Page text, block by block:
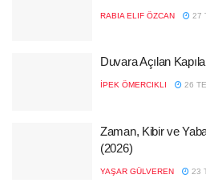
RABIA ELIF ÖZCAN 27
Duvara Açılan
İPEK ÖMERCIKLI 26
Zaman, Kibir ve
(2026)
YAŞAR GÜLVEREN 23